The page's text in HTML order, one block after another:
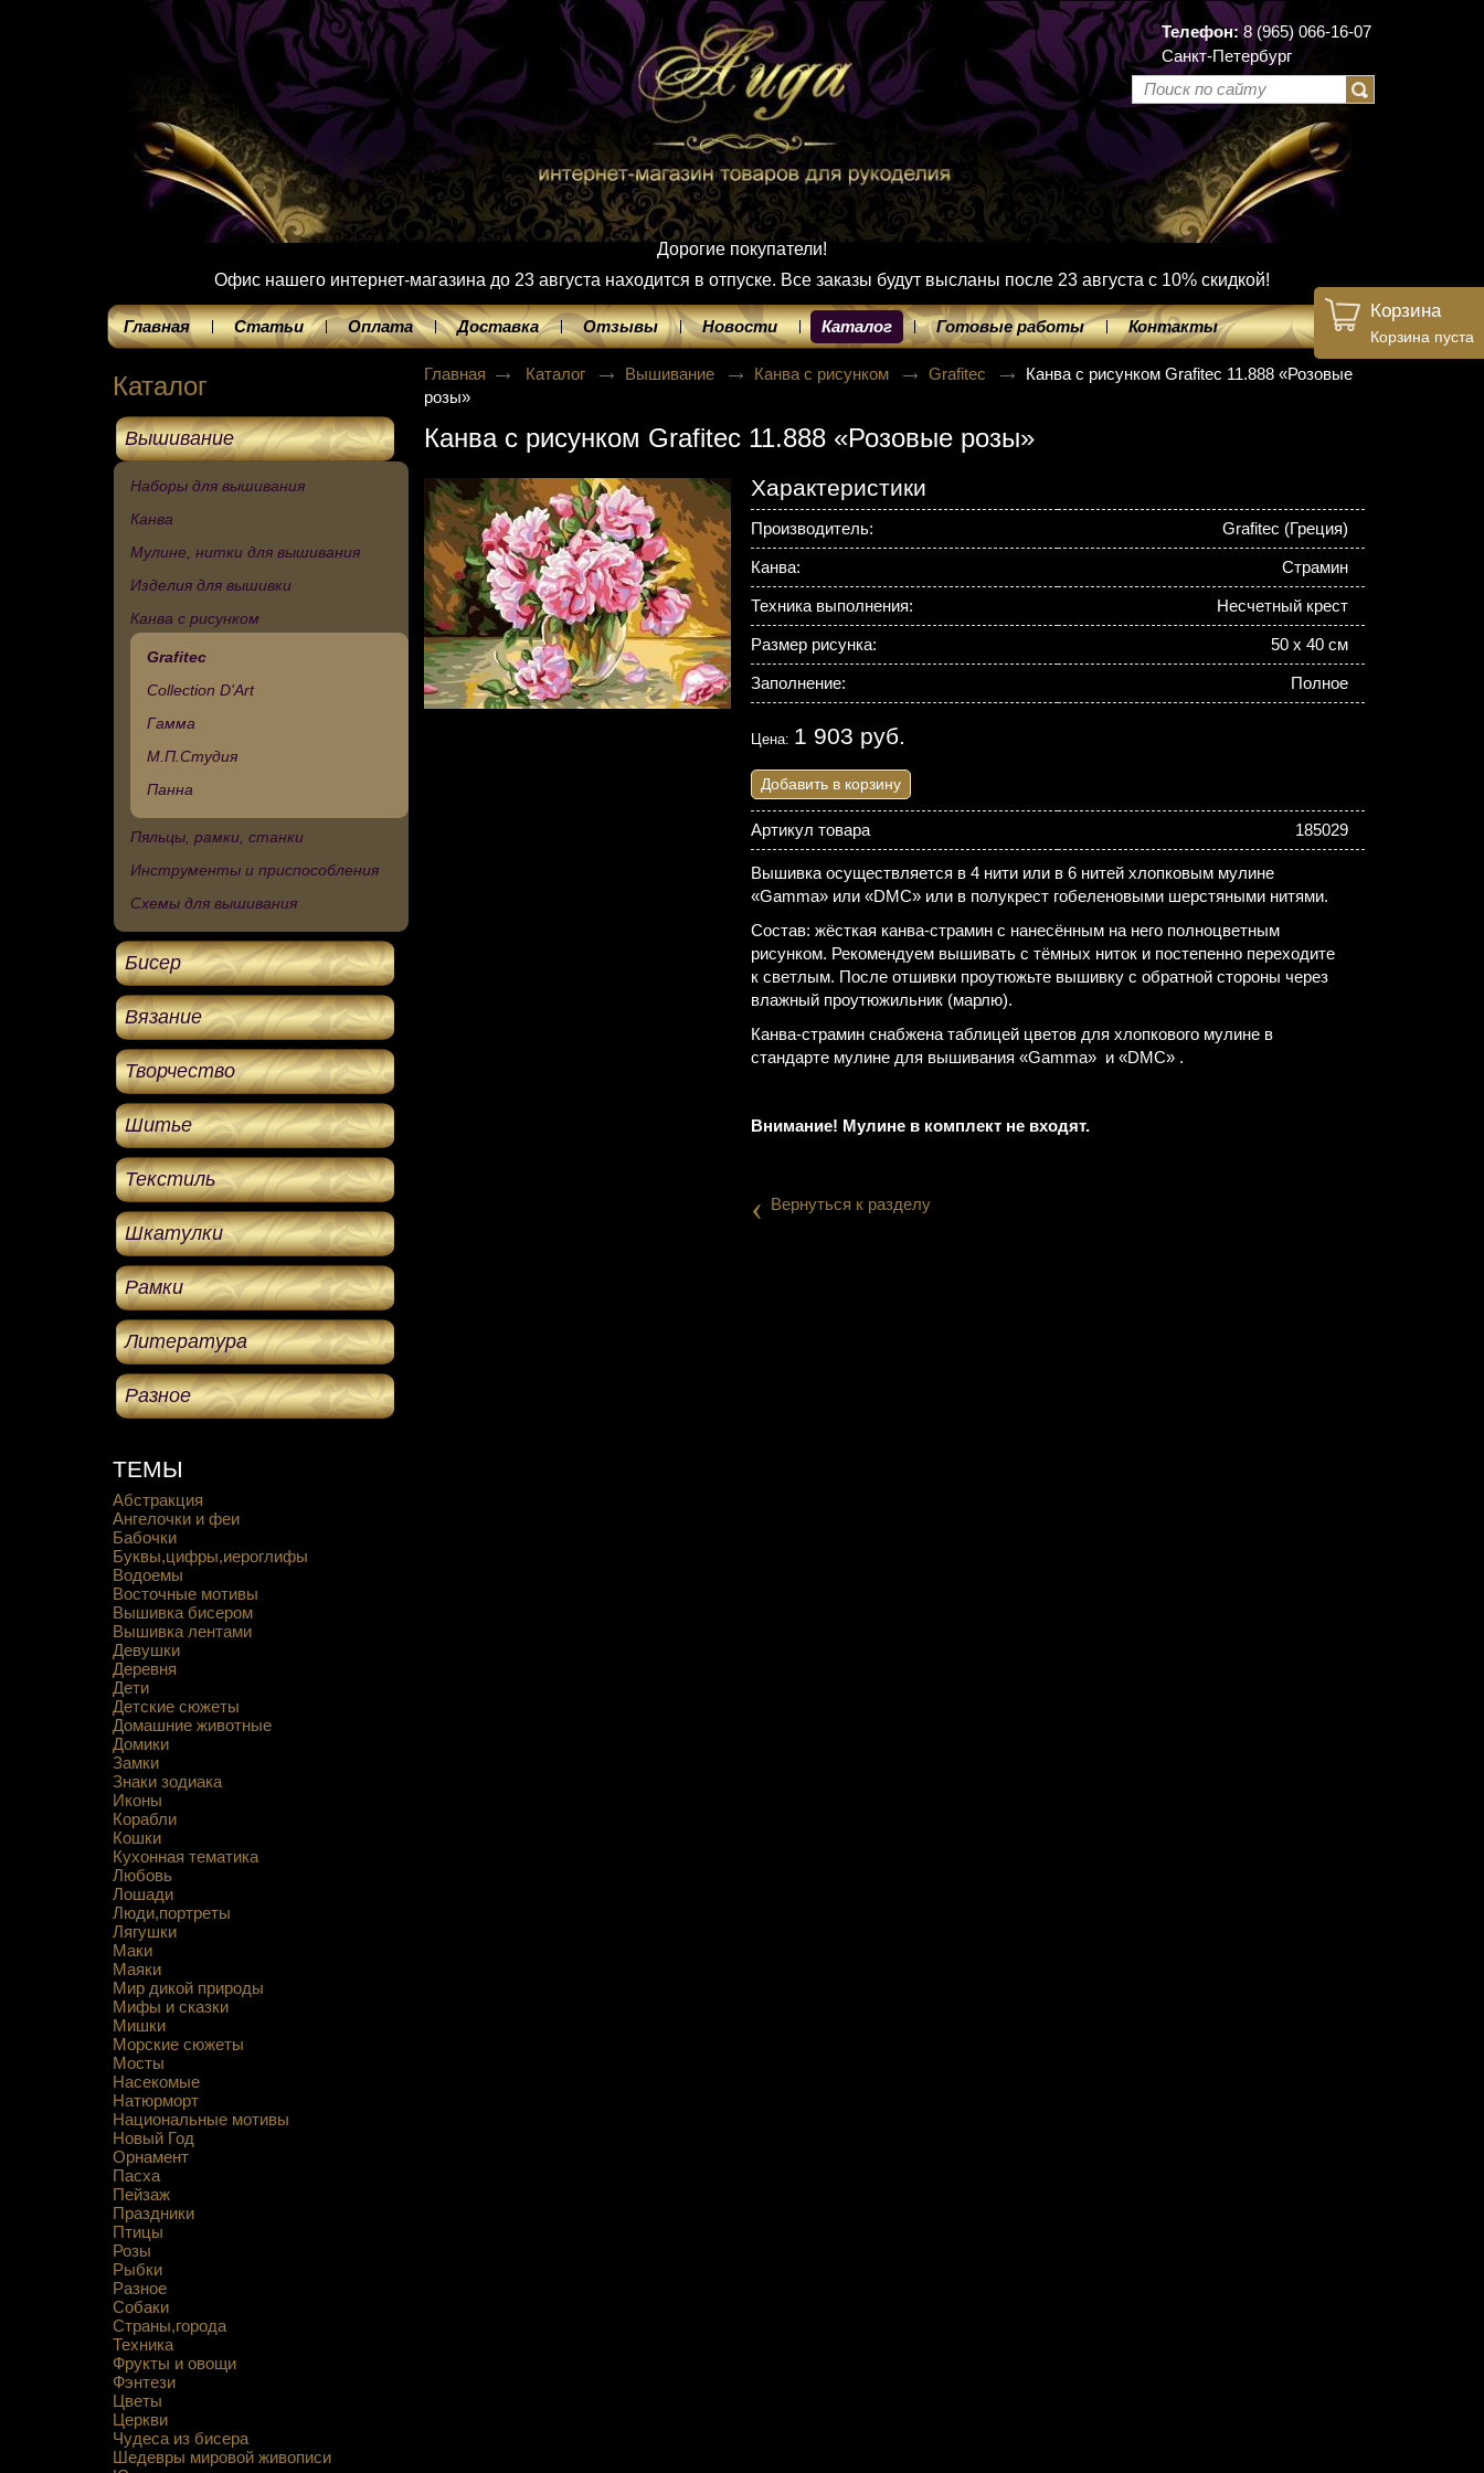
Телефон:8 (965) 066-16-07
Санкт-Петербург
Дорогие покупатели!
Офис нашего интернет-магазина до 23 августа находится в отпуске. Все заказы будут высланы после 23 августа с 10% скидкой!
Главная Статьи Оплата Доставка Отзывы Новости Каталог Готовые работы Контакты
Каталог
Вышивание
Наборы для вышивания
Канва
Мулине, нитки для вышивания
Изделия для вышивки
Канва с рисунком
Grafitec
Collection D'Art
Гамма
М.П.Студия
Панна
Пяльцы, рамки, станки
Инструменты и приспособления
Схемы для вышивания
Бисер
Вязание
Творчество
Шитье
Текстиль
Шкатулки
Рамки
Литература
Разное
Корзина
Корзина пуста
ТЕМЫ
Абстракция
Ангелочки и феи
Бабочки
Буквы,цифры,иероглифы
Водоемы
Восточные мотивы
Вышивка бисером
Вышивка лентами
Девушки
Деревня
Дети
Детские сюжеты
Домашние животные
Домики
Замки
Знаки зодиака
Иконы
Корабли
Кошки
Кухонная тематика
Любовь
Лошади
Люди,портреты
Лягушки
Маки
Маяки
Мир дикой природы
Мифы и сказки
Мишки
Морские сюжеты
Мосты
Насекомые
Натюрморт
Национальные мотивы
Новый Год
Орнамент
Пасха
Пейзаж
Праздники
Птицы
Розы
Рыбки
Разное
Собаки
Страны,города
Техника
Фрукты и овощи
Фэнтези
Цветы
Церкви
Чудеса из бисера
Шедевры мировой живописи
Главная Каталог Вышивание Канва с рисунком Grafitec
Канва с рисунком Grafitec 11.888 «Розовые
розы»
Канва с рисунком Grafitec 11.888 «Розовые розы»
Характеристики
Производитель: Grafitec (Греция)
Канва: Страмин
Техника выполнения: Несчетный крест
Размер рисунка: 50 х 40 см
Заполнение: Полное
Цена: 1 903 руб.
Добавить в корзину
Артикул товара 185029
Вышивка осуществляется в 4 нити или в 6 нитей хлопковым мулине
«Gamma» или «DMC» или в полукрест гобеленовыми шерстяными нитями.
Состав: жёсткая канва-страмин с нанесённым на него полноцветным
рисунком. Рекомендуем вышивать с тёмных ниток и постепенно переходите
к светлым. После отшивки проутюжьте вышивку с обратной стороны через
влажный проутюжильник (марлю).
Канва-страмин снабжена таблицей цветов для хлопкового мулине в
стандарте мулине для вышивания «Gamma» и «DMC» .
Внимание! Мулине в комплект не входят.
‹ Вернуться к разделу